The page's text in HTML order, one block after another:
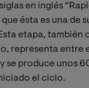
en inglés
que ésta es una de
etapa, también
representa entre
se produce unos
el ciclo.